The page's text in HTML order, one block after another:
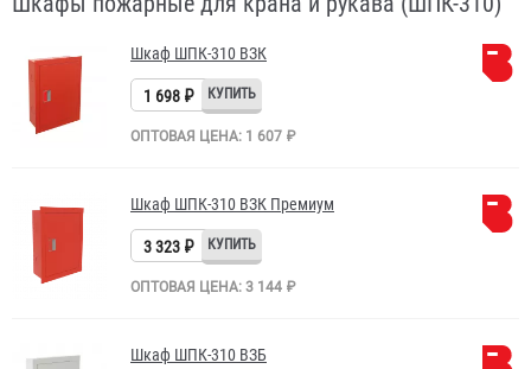
Шкаф ШПК-310 ВЗК
1 698 ₽
ОПТОВАЯ ЦЕНА: 1 607 ₽
Шкаф ШПК-310 ВЗК Премиум
3 323 ₽
ОПТОВАЯ ЦЕНА: 3 144 ₽
Шкаф ШПК-310 ВЗБ